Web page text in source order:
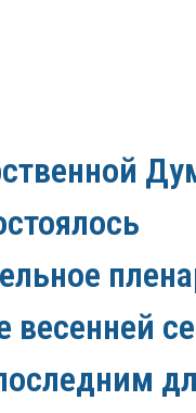
весенней